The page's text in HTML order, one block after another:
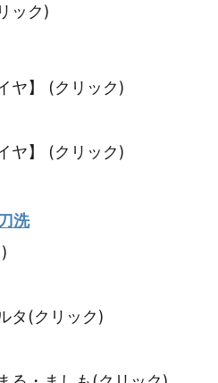
ック)
ヤ】 (クリック)
ヤ】 (クリック)
洗
タ(クリック)